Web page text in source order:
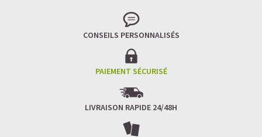
CONSEILS PERSONNALISÉS
PAIEMENT SÉCURISÉ
LIVRAISON RAPIDE 24/48H